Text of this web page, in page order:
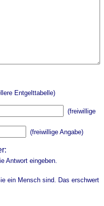
Entgelttabelle)
(freiwillige
(freiwillige Angabe)
Antwort eingeben.
ein Mensch sind. Das erschwert